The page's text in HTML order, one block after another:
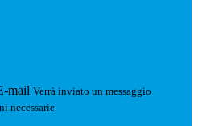
mail Verrà inviato un messaggio
necessarie.